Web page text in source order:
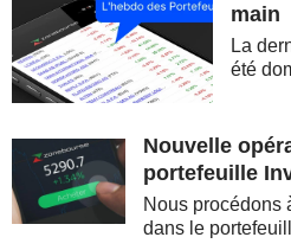
ROCKET LAB CORPORATION
MOORE THREADS TECHNOLOGY CO., LTD.
AMRIZE AG
JBS N.V.
GEA GROUP AG
Dimanche 09 août 2026
main
La
été
semi-
Nouvelle
portefeuille
Nous procédons
dans le